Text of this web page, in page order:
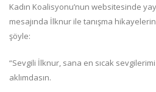
Kadın Koalisyonu’nun websitesinde
mesajında İlknur ile tanışma
şöyle:
“Sevgili İlknur, sana en sıcak
aklımdasın.